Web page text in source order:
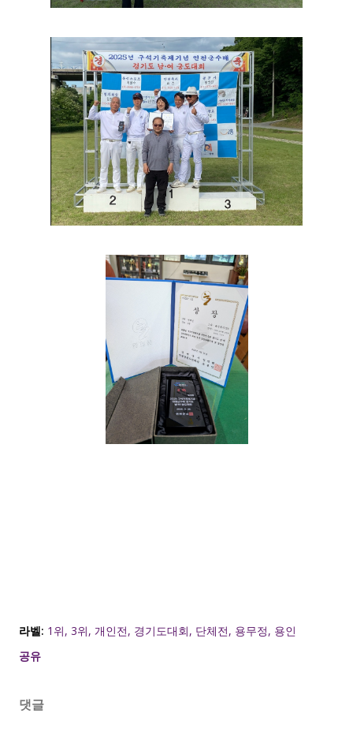
라벨: 1위 3위 개인전 경기도대회 단체전 용무정 용인
공유
댓글